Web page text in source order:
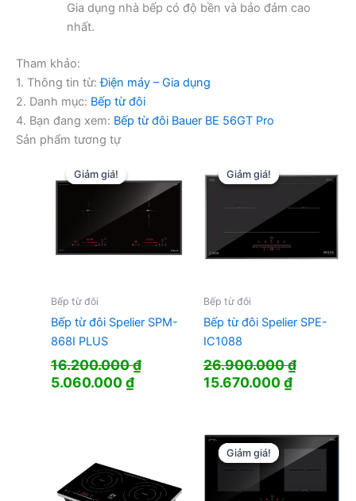
Gia dụng nhà bếp có độ bền và bảo đảm cao
nhất.
Tham khảo:
1. Thông tin từ:Điện máy – Gia dụng
2. Danh mục: Bếp từ đôi
4. Bạn đang xem: Bếp từ đôi Bauer BE 56GT Pro
Sản phẩm tương tự
Giảm giá!
Giảm giá!
Bếp từ đôi
Bếp từ đôi Spelier SPM-
868I PLUS
16.200.000₫
Giá
5.060.000₫Giá
5.060.000 ₫.
Giảm giá!
Giảm giá!
Bếp từ đôi
Bếp từ đôi Spelier SPE-
IC1088
26.900.000₫
Giá
26.900.000 ₫.
15.670.000₫Giá
là:
Giảm giá!
Giảm giá!